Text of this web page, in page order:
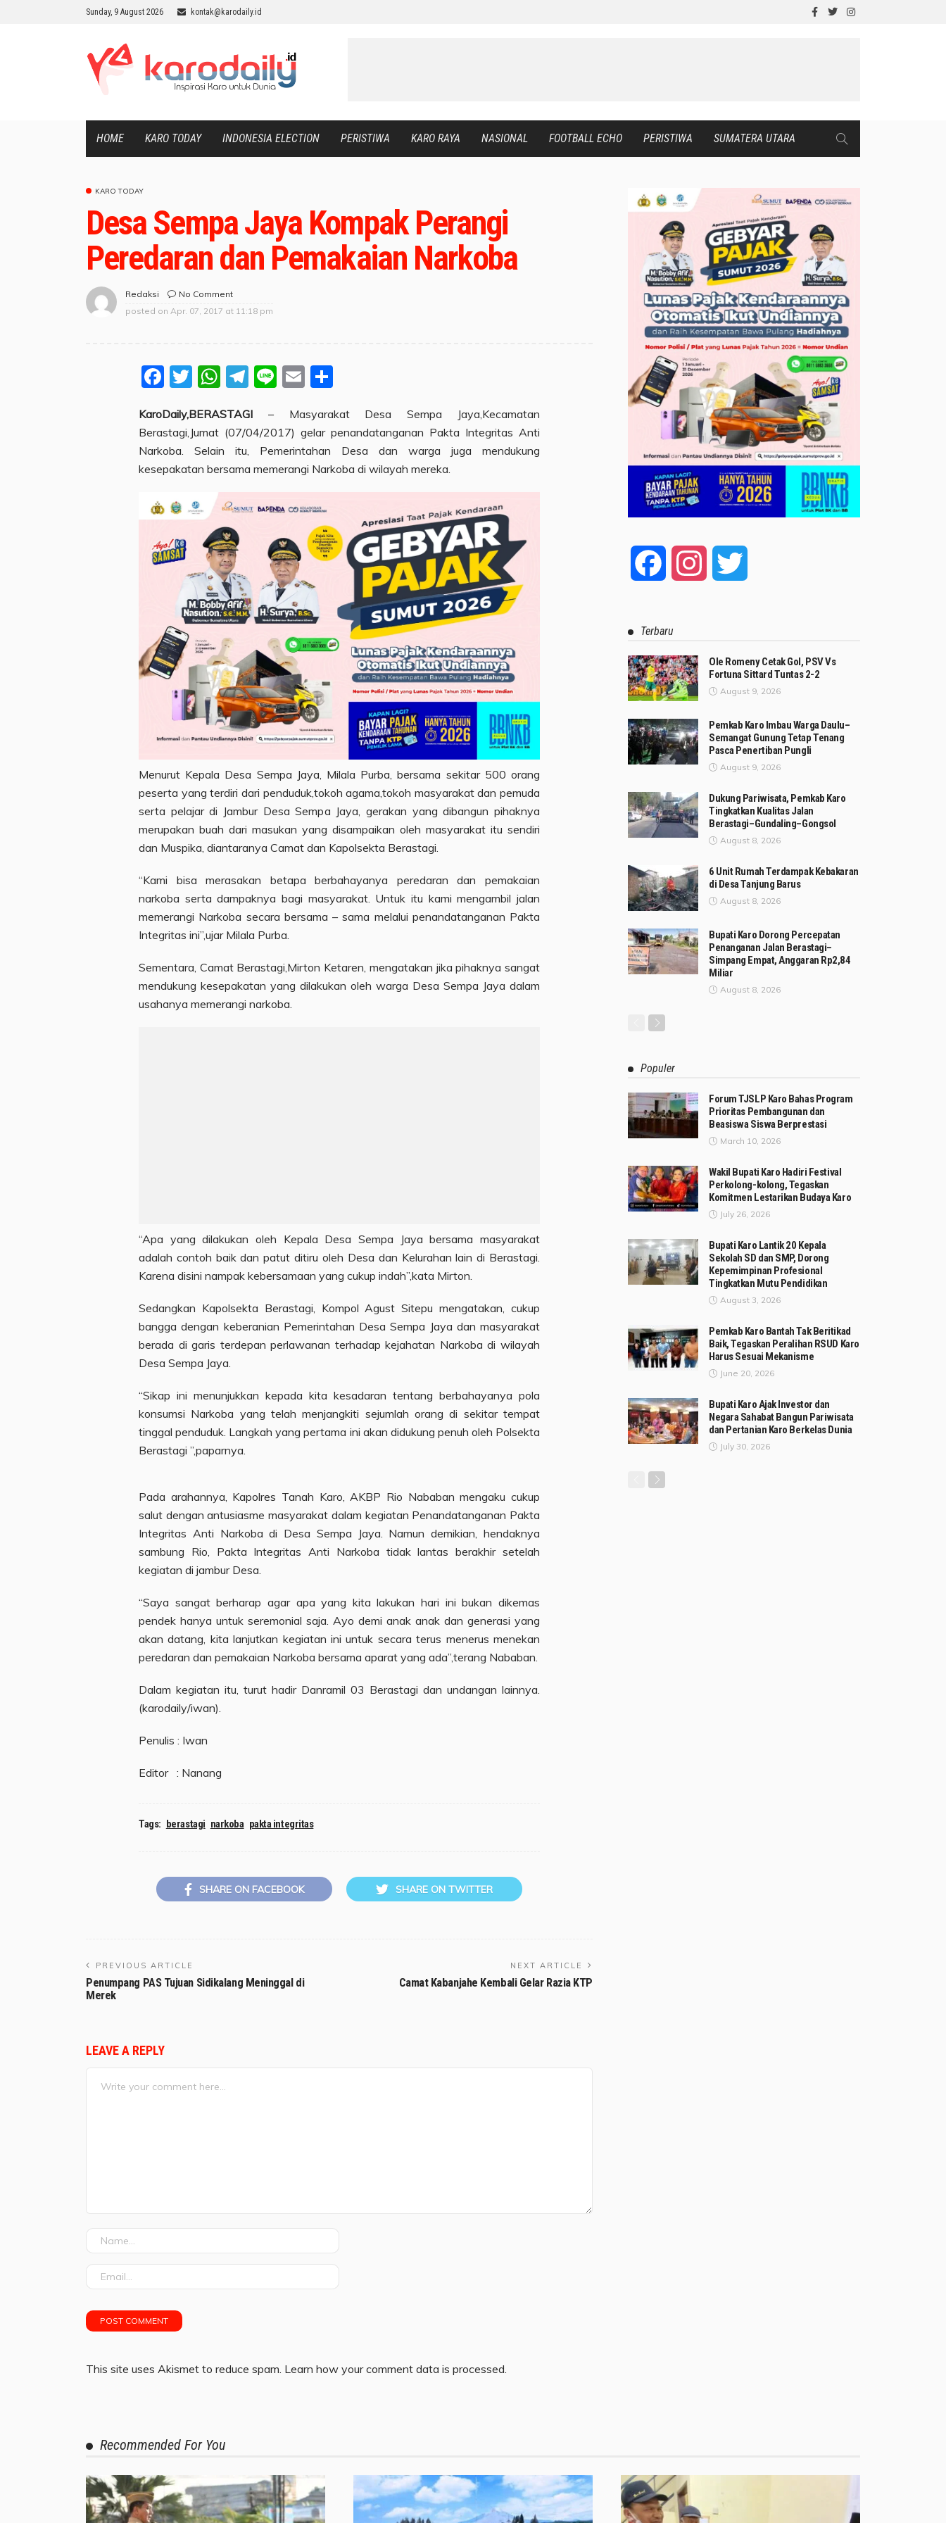
Sunday, 9 August 2026 kontak@karodaily.id
HOME KARO TODAY INDONESIA ELECTION PERISTIWA KARO RAYA NASIONAL FOOTBALL ECHO PERISTIWA SUMATERA UTARA
KARO TODAY
Desa Sempa Jaya Kompak Perangi
Peredaran dan Pemakaian Narkoba
Redaksi
No Comment
posted on Apr. 07, 2017 at 11:18 pm
Facebook
Twitter
WhatsApp
Telegram
LineEmail
KaroDaily,BERASTAGI – Masyarakat Desa Sempa Jaya,Kecamatan
Berastagi,Jumat (07/04/2017) gelar penandatanganan Pakta Integritas Anti
Narkoba. Selain itu, Pemerintahan Desa dan warga juga mendukung
kesepakatan bersama memerangi Narkoba di wilayah mereka.
Menurut Kepala Desa Sempa Jaya, Milala Purba, bersama sekitar 500 orang
peserta yang terdiri dari penduduk,tokoh agama,tokoh masyarakat dan pemuda
serta pelajar di Jambur Desa Sempa Jaya, gerakan yang dibangun pihaknya
merupakan buah dari masukan yang disampaikan oleh masyarakat itu sendiri
dan Muspika, diantaranya Camat dan Kapolsekta Berastagi.
“Kami bisa merasakan betapa berbahayanya peredaran dan pemakaian
narkoba serta dampaknya bagi masyarakat. Untuk itu kami mengambil jalan
memerangi Narkoba secara bersama – sama melalui penandatanganan Pakta
Integritas ini”,ujar Milala Purba.
Sementara, Camat Berastagi,Mirton Ketaren, mengatakan jika pihaknya sangat
mendukung kesepakatan yang dilakukan oleh warga Desa Sempa Jaya dalam
usahanya memerangi narkoba.
“Apa yang dilakukan oleh Kepala Desa Sempa Jaya bersama masyarakat
adalah contoh baik dan patut ditiru oleh Desa dan Kelurahan lain di Berastagi.
Karena disini nampak kebersamaan yang cukup indah”,kata Mirton.
Sedangkan Kapolsekta Berastagi, Kompol Agust Sitepu mengatakan, cukup
bangga dengan keberanian Pemerintahan Desa Sempa Jaya dan masyarakat
berada di garis terdepan perlawanan terhadap kejahatan Narkoba di wilayah
Desa Sempa Jaya.
“Sikap ini menunjukkan kepada kita kesadaran tentang berbahayanya pola
konsumsi Narkoba yang telah menjangkiti sejumlah orang di sekitar tempat
tinggal penduduk. Langkah yang pertama ini akan didukung penuh oleh Polsekta
Berastagi ”,paparnya.
Pada arahannya, Kapolres Tanah Karo, AKBP Rio Nababan mengaku cukup
salut dengan antusiasme masyarakat dalam kegiatan Penandatanganan Pakta
Integritas Anti Narkoba di Desa Sempa Jaya. Namun demikian, hendaknya
sambung Rio, Pakta Integritas Anti Narkoba tidak lantas berakhir setelah
kegiatan di jambur Desa.
“Saya sangat berharap agar apa yang kita lakukan hari ini bukan dikemas
pendek hanya untuk seremonial saja. Ayo demi anak anak dan generasi yang
akan datang, kita lanjutkan kegiatan ini untuk secara terus menerus menekan
peredaran dan pemakaian Narkoba bersama aparat yang ada”,terang Nababan.
Dalam kegiatan itu, turut hadir Danramil 03 Berastagi dan undangan lainnya.
(karodaily/iwan).
Penulis : Iwan
Editor : Nanang
Tags: berastagi narkoba pakta integritas
SHARE ON FACEBOOK SHARE ON TWITTER
PREVIOUS ARTICLE
Penumpang PAS Tujuan Sidikalang Meninggal di
Merek
NEXT ARTICLE
Camat Kabanjahe Kembali Gelar Razia KTP
LEAVE A REPLY
This site uses Akismet to reduce spam. Learn how your comment data is processed.
Facebook Instagram
Terbaru
Ole Romeny Cetak Gol, PSV Vs
Fortuna Sittard Tuntas 2-2
August 9, 2026
Pemkab Karo Imbau Warga Daulu–
Semangat Gunung Tetap Tenang
Pasca Penertiban Pungli
August 9, 2026
Dukung Pariwisata, Pemkab Karo
Tingkatkan Kualitas Jalan
Berastagi–Gundaling–Gongsol
August 8, 2026
6 Unit Rumah Terdampak Kebakaran
di Desa Tanjung Barus
August 8, 2026
Bupati Karo Dorong Percepatan
Penanganan Jalan Berastagi–
Simpang Empat, Anggaran Rp2,84
Miliar
August 8, 2026
Populer
Forum TJSLP Karo Bahas Program
Prioritas Pembangunan dan
Beasiswa Siswa Berprestasi
March 10, 2026
Wakil Bupati Karo Hadiri Festival
Perkolong-kolong, Tegaskan
Komitmen Lestarikan Budaya Karo
July 26, 2026
Bupati Karo Lantik 20 Kepala
Sekolah SD dan SMP, Dorong
Kepemimpinan Profesional
Tingkatkan Mutu Pendidikan
August 3, 2026
Pemkab Karo Bantah Tak Beritikad
Baik, Tegaskan Peralihan RSUD Karo
Harus Sesuai Mekanisme
June 20, 2026
Bupati Karo Ajak Investor dan
Negara Sahabat Bangun Pariwisata
dan Pertanian Karo Berkelas Dunia
July 30, 2026
Recommended For You